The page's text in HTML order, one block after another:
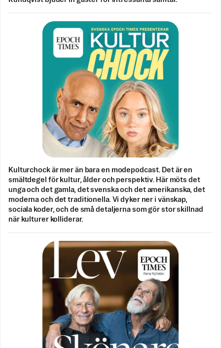
Kulturchock är mer än bara en modepodcast. Det är en
smältdegel för kultur, ålder och perspektiv. Här möts det
unga och det gamla, det svenska och det amerikanska, det
moderna och det traditionella. Vi dyker ner i vänskap,
sociala koder, och de små detaljerna som gör stor skillnad
när kulturer kolliderar.